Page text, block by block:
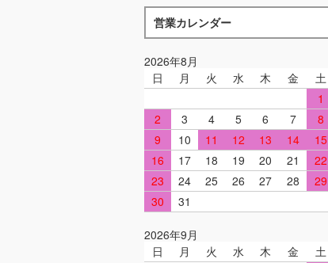
営業カレンダー
2026年8月
日
月 火 水 木 金
土
1
2
3 4 5 6 7
8
9
10 11 12 13 14
15
16
17 18 19 20 21
22
23
24 25 26 27 28
29
30
31
2026年9月
日
月 火 水 木 金
土